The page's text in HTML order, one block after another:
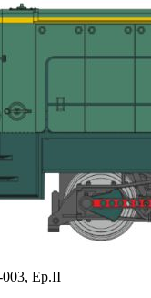
003, Ep.II